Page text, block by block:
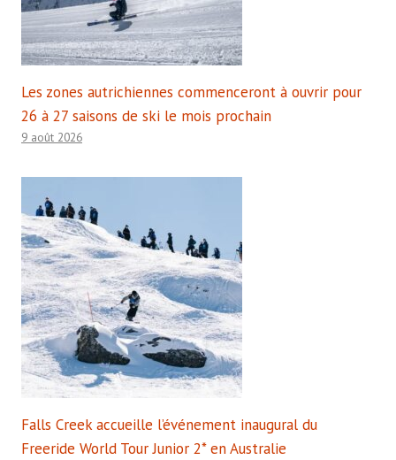
Les zones autrichiennes commenceront à ouvrir pour
26 à 27 saisons de ski le mois prochain
9 août 2026
Falls Creek accueille l’événement inaugural du
Freeride World Tour Junior 2* en Australie